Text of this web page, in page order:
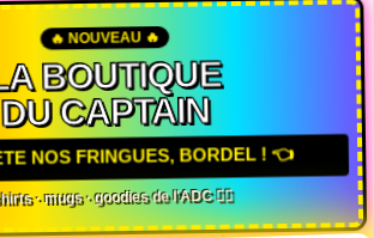
🔥 NOUVEAU 🔥
BOUTIQUE
DU CAPTAIN
NOS FRINGUES, BORDEL ! 👈
· mugs · goodies de l'ADC 🏴‍☠️